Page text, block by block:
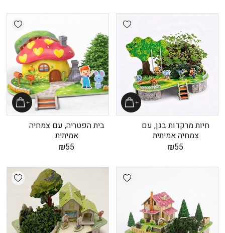
Add wishlist
חיות מרקדות בגן, עם
צמחיה אמיתית
₪55
בית הפטריה, עם צמחיה
אמיתית
₪55
Add wishlist